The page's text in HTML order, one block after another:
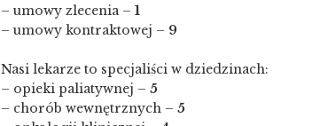
– umowy zlecenia – 1
– umowy kontraktowej – 9
Nasi lekarze to specjaliści w dziedzinach:
– opieki paliatywnej – 5
– chorób wewnętrznych – 5